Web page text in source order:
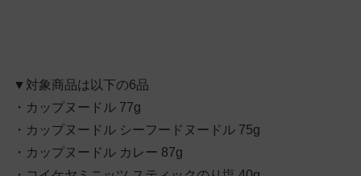
▼対象商品は以下の6品
・カップヌードル 77g
・カップヌードル シーフードヌードル 75g
・カップヌードル カレー 87g